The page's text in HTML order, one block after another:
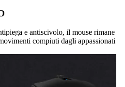
e antiscivolo, il mouse rimane
compiuti dagli appassionati